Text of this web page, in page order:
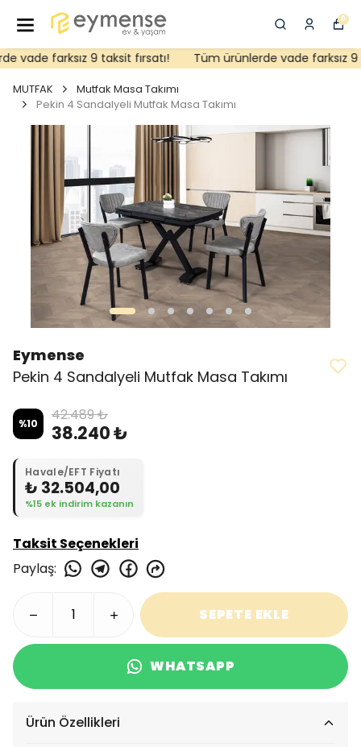
0
vade farksız 9 taksit fırsatı! Tüm ürünlerde vade farksız 9
MUTFAK
Mutfak Masa Takımı
Pekin 4 Sandalyeli Mutfak Masa Takımı
Eymense
Pekin 4 Sandalyeli Mutfak Masa Takımı
%10 42.489 ₺
38.240 ₺
Havale/EFT Fiyatı
₺ 32.504,00
%15 ek indirim kazanın
Taksit Seçenekleri
Paylaş:
SEPETE EKLE
WHATSAPP
Ürün Özellikleri